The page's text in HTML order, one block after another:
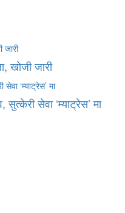
खोजी जारी
सेवा ‘म्याट्रेस’ मा